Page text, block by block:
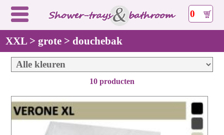
0
XXL > grote > douchebak
10 producten